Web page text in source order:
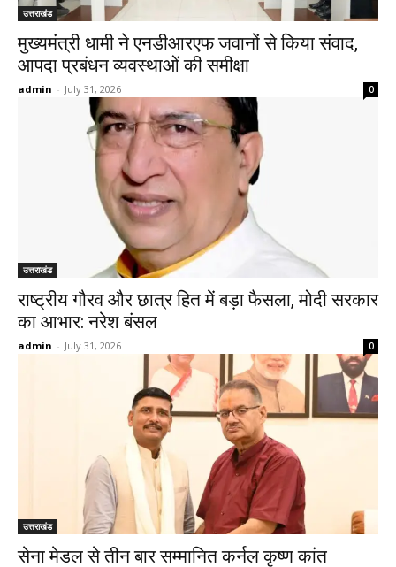
उत्तराखंड
मुख्यमंत्री धामी ने एनडीआरएफ जवानों से किया संवाद,
आपदा प्रबंधन व्यवस्थाओं की समीक्षा
admin - July 31, 2026 0
उत्तराखंड
राष्ट्रीय गौरव और छात्र हित में बड़ा फैसला, मोदी सरकार
का आभार: नरेश बंसल
admin - July 31, 2026 0
उत्तराखंड
सेना मेडल से तीन बार सम्मानित कर्नल कृष्ण कांत